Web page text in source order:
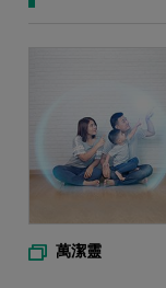
萬潔靈